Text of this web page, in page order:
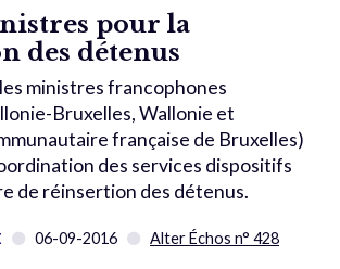
pour la
des détenus
ministres francophones
Bruxelles, Wallonie et
française de Bruxelles)
des services dispositifs
de réinsertion des détenus.
06-09-2016 Alter Échos n° 428